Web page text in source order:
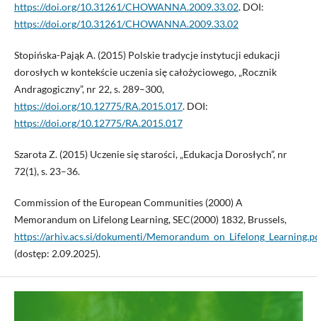
https://doi.org/10.31261/CHOWANNA.2009.33.02. DOI:
https://doi.org/10.31261/CHOWANNA.2009.33.02
Stopińska-Pająk A. (2015) Polskie tradycje instytucji edukacji
dorosłych w kontekście uczenia się całożyciowego, „Rocznik
Andragogiczny”, nr 22, s. 289–300,
https://doi.org/10.12775/RA.2015.017. DOI:
https://doi.org/10.12775/RA.2015.017
Szarota Z. (2015) Uczenie się starości, „Edukacja Dorosłych”, nr
72(1), s. 23–36.
Commission of the European Communities (2000) A
Memorandum on Lifelong Learning, SEC(2000) 1832, Brussels,
https://arhiv.acs.si/dokumenti/
­(dostęp: 2.09.2025).